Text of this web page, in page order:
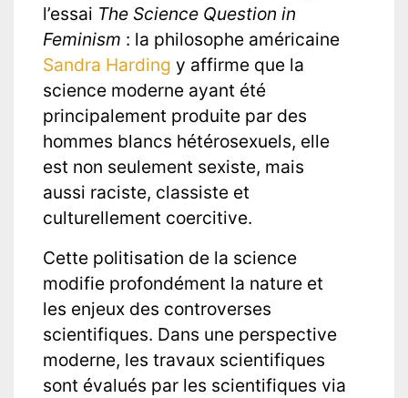
l’essai The Science Question in
Feminism : la philosophe américaine
Sandra Harding y affirme que la
science moderne ayant été
principalement produite par des
hommes blancs hétérosexuels, elle
est non seulement sexiste, mais
aussi raciste, classiste et
culturellement coercitive.
Cette politisation de la science
modifie profondément la nature et
les enjeux des controverses
scientifiques. Dans une perspective
moderne, les travaux scientifiques
sont évalués par les scientifiques via